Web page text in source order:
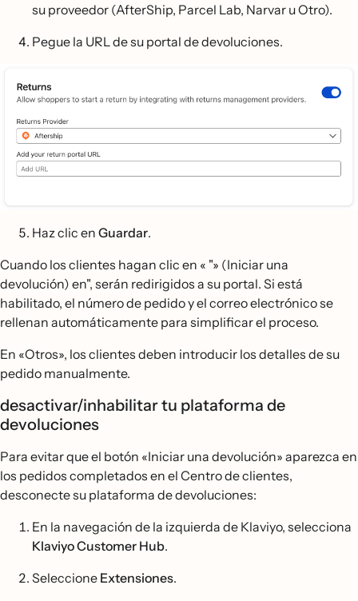
su proveedor (AfterShip, Parcel Lab, Narvar u Otro).
Pegue la URL de su portal de devoluciones.
Haz clic en Guardar.
Cuando los clientes hagan clic en « "» (Iniciar una
devolución) en", serán redirigidos a su portal. Si está
habilitado, el número de pedido y el correo electrónico se
rellenan automáticamente para simplificar el proceso.
En «Otros», los clientes deben introducir los detalles de su
pedido manualmente.
desactivar/inhabilitar tu plataforma de
devoluciones
Para evitar que el botón «Iniciar una devolución» aparezca en
los pedidos completados en el Centro de clientes,
desconecte su plataforma de devoluciones:
En la navegación de la izquierda de Klaviyo, selecciona
Klaviyo Customer Hub.
Seleccione Extensiones.